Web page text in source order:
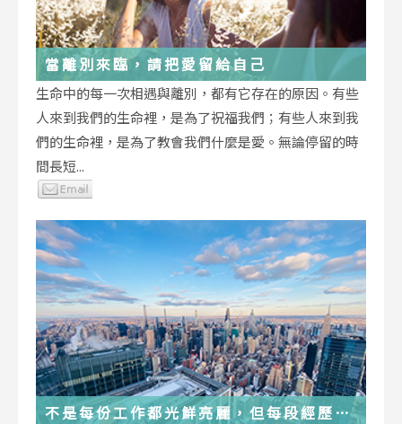
當離別來臨，請把愛留給自己
生命中的每一次相遇與離別，都有它存在的原因。有些
人來到我們的生命裡，是為了祝福我們；有些人來到我
們的生命裡，是為了教會我們什麼是愛。無論停留的時
間長短...
不是每份工作都光鮮亮麗，但每段經歷都